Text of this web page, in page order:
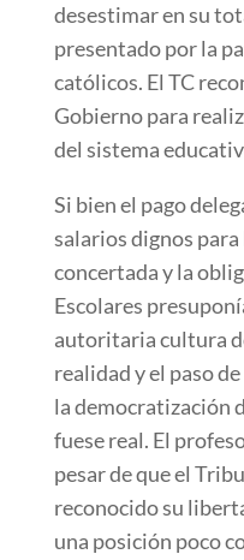
desestimar en su
presentado por la
católicos. El TC
Gobierno para
del sistema
Si bien el pago
salarios dignos
concertada y la
Escolares
autoritaria cultura
realidad y el paso
la democratización
fuese real. El
pesar de que el
reconocido su
una posición poco